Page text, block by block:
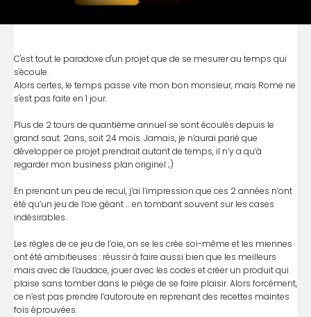
C'est tout le paradoxe d'un projet que de se mesurer au temps qui
s'écoule.
Alors certes, le temps passe vite mon bon monsieur, mais Rome ne
s'est pas faite en 1 jour.
Plus de 2 tours de quantième annuel se sont écoulés depuis le
grand saut. 2ans, soit 24 mois. Jamais, je n’aurai parié que
développer ce projet prendrait autant de temps, il n’y a qu’à
regarder mon business plan originel ;)
En prenant un peu de recul, j’ai l’impression que ces 2 années n’ont
été qu’un jeu de l’oie géant … en tombant souvent sur les cases
indésirables.
Les règles de ce jeu de l’oie, on se les crée soi-même et les miennes
ont été ambitieuses : réussir à faire aussi bien que les meilleurs
mais avec de l’audace, jouer avec les codes et créer un produit qui
plaise sans tomber dans le piège de se faire plaisir. Alors forcément,
ce n’est pas prendre l’autoroute en reprenant des recettes maintes
fois éprouvées.